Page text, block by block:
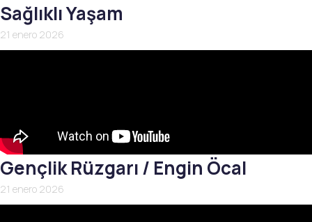
Sağlıklı Yaşam
21 enero 2026
Gençlik Rüzgarı / Engin Öcal
21 enero 2026